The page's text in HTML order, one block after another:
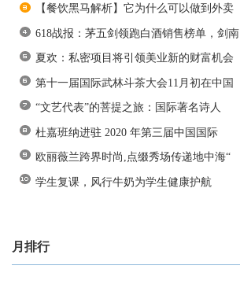
【餐饮黑马解析】它为什么可以做到外卖
618战报：茅五剑领跑白酒销售榜单，剑南
夏欢：私密项目将引领美业新的财富机会
第十一届国际武林斗茶大会11月初在中国
“文艺代表”的菩提之旅：国际著名诗人
杜嘉班纳进驻 2020 年第三届中国国际
欧丽薇兰跨界时尚,点缀秀场传递地中海“
学生复课，风行牛奶为学生健康护航
月排行